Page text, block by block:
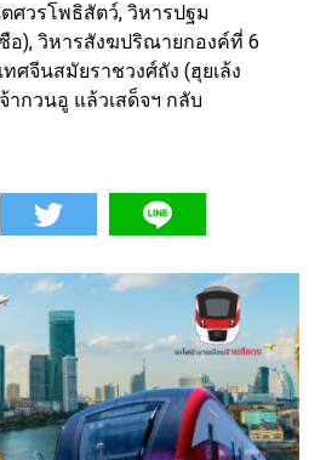
ศวรโพธิสัตว์, วิหารปฐม
อ), วิหารสังฆปริณายกองค์ที่ 6
ศจีนสมัยราชวงศ์ถัง (ฮุยเล้ง
ากวนอู แล้วเสด็จฯ กลับ